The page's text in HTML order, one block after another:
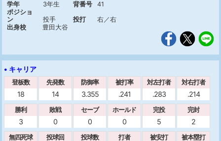
学年 3年生 背番号
41
ポジショ
ン
投手 投打
右／右
出身校
豊田大谷
• キャリア
登板数
18
先発数
14
防御率
3.355
被打率
.241
対左打者
.283
対右打者
.214
勝利
3
敗戦
0
セーブ
0
ホールド
0
完投
5
完封
2
無四死球 投球回 投球数 打者 被安打 被本塁打